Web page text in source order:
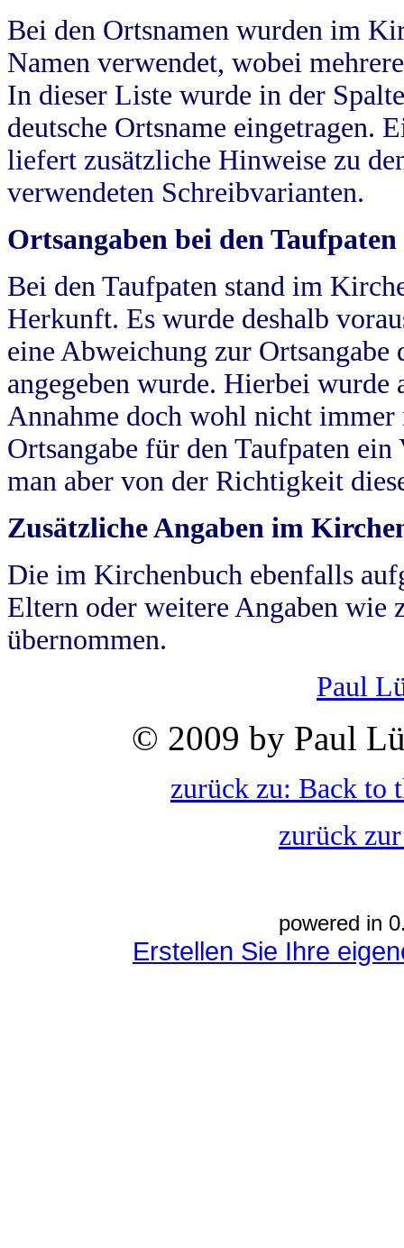
Bei den Ortsnamen wurden im
Namen verwendet, wobei
In dieser Liste wurde in der
deutsche Ortsname eingetragen.
liefert zusätzliche Hinweise zu
verwendeten Schreibvarianten.
Ortsangaben bei den Taufpaten
Bei den Taufpaten stand im
Herkunft. Es wurde deshalb
eine Abweichung zur
angegeben wurde. Hierbei wurde
Annahme doch wohl nicht
Ortsangabe für den Taufpaten
man aber von der Richtigkeit
Zusätzliche Angaben im
Die im Kirchenbuch ebenfalls
Eltern oder weitere Angaben wie
übernommen.
Paul
© 2009 by Paul
zurück zu: Back to
zurück
powered in
Erstellen Sie Ihre